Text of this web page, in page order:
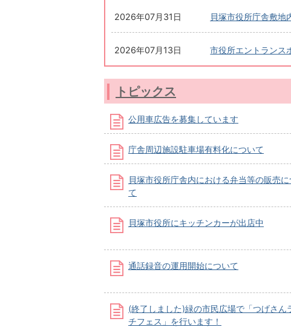
2026年07月31日 貝塚市役所庁舎敷地
2026年07月13日 市役所エントランス
トピックス
公用車広告を募集しています
庁舎周辺施設駐車場有料化について
貝塚市役所庁舎内における弁当等の販売
て
貝塚市役所にキッチンカーが出店中
通話録音の運用開始について
(終了しました)緑の市民広場で「つげさん
チフェス」を行います！